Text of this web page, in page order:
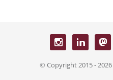
© Copyright 2015 - 2026